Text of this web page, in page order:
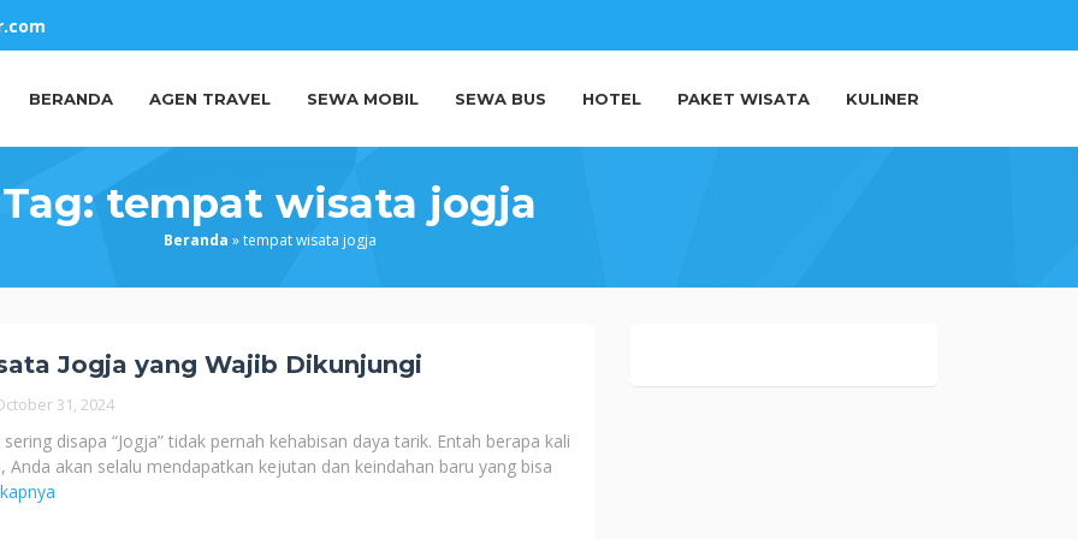
BERANDA AGEN TRAVEL SEWA MOBIL SEWA BUS HOTEL PAKET WISATA KULINER
Tag: tempat wisata jogja
Beranda »tempat wisata jogja
Jogja yang Wajib Dikunjungi
31, 2024
disapa “Jogja” tidak pernah kehabisan daya tarik. Entah berapa kali
Anda akan selalu mendapatkan kejutan dan keindahan baru yang bisa